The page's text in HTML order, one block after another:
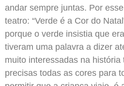
andar sempre juntas. Por
teatro: “Verde é a Cor do
porque o verde insistia que
tiveram uma palavra a dizer
muito interessadas na
precisas todas as cores para